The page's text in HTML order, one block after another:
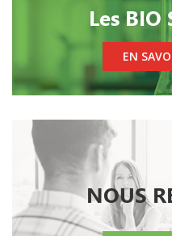
Les BIO
EN
NOUS